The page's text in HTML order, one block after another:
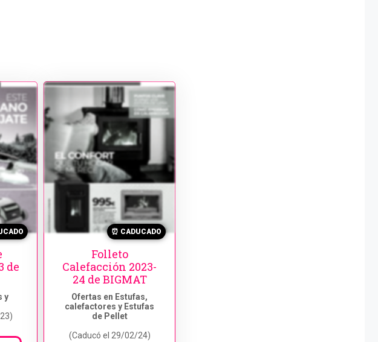
de
y
⏰ CADUCADO
Folleto
Calefacción 2023-
24 de BIGMAT
Ofertas en Estufas,
calefactores y Estufas
de Pellet
(Caducó el 29/02/24)